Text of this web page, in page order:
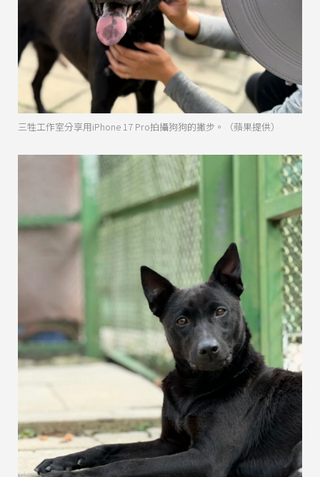
三牲工作室分享用iPhone 17 Pro拍攝狗狗的撇步。（蘋果提供）